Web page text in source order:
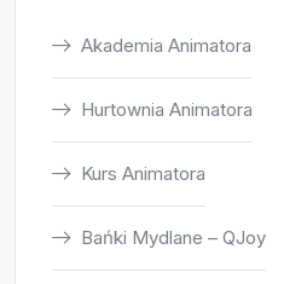
Akademia Animatora
Hurtownia Animatora
Kurs Animatora
Bańki Mydlane – QJoy